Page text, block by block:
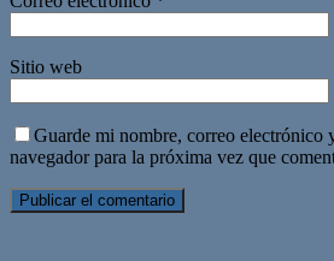
Sitio web
Guarde mi nombre, correo electrónico
navegador para la próxima vez que